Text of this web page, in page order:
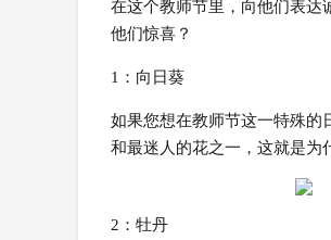
在这个教师节里，向他们表达
他们惊喜？
1：向日葵
如果您想在教师节这一特殊的
和最迷人的花之一，这就是为
2：牡丹